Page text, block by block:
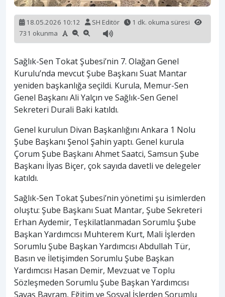
18.05.2026 10:12 SH Editör
1 dk. okuma süresi
731 okunma
Sağlık-Sen Tokat Şubesi’nin 7. Olağan Genel
Kurulu’nda mevcut Şube Başkanı Suat Mantar
yeniden başkanlığa seçildi. Kurula, Memur-Sen
Genel Başkanı Ali Yalçın ve Sağlık-Sen Genel
Sekreteri Durali Baki katıldı.
Genel kurulun Divan Başkanlığını Ankara 1 Nolu
Şube Başkanı Şenol Şahin yaptı. Genel kurula
Çorum Şube Başkanı Ahmet Saatci, Samsun Şube
Başkanı İlyas Biçer, çok sayıda davetli ve delegeler
katıldı.
Sağlık-Sen Tokat Şubesi’nin yönetimi şu isimlerden
oluştu: Şube Başkanı Suat Mantar, Şube Sekreteri
Erhan Aydemir, Teşkilatlanmadan Sorumlu Şube
Başkan Yardımcısı Muhterem Kurt, Mali İşlerden
Sorumlu Şube Başkan Yardımcısı Abdullah Tür,
Basın ve İletişimden Sorumlu Şube Başkan
Yardımcısı Hasan Demir, Mevzuat ve Toplu
Sözleşmeden Sorumlu Şube Başkan Yardımcısı
Savaş Bayram, Eğitim ve Sosyal İşlerden Sorumlu